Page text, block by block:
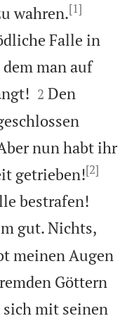
wahren.[1]
Falle in
man auf


2 Den
nun habt ihr
getrieben![2]
bestrafen!
gut. Nichts,
meinen Augen
Göttern
mit seinen